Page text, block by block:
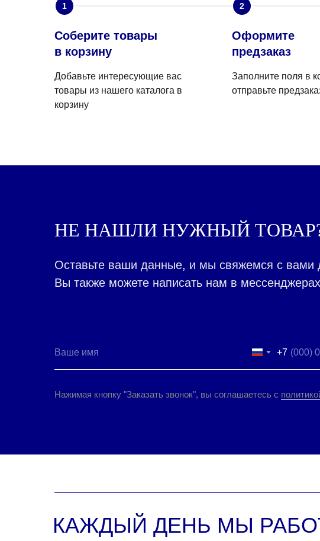
1
Соберите товары
в корзину
Добавьте интересующие вас
товары из нашего каталога в
корзину
2
Оформите
предзаказ
Заполните поля в
отправьте
НЕ НАШЛИ НУЖНЫЙ
Оставьте ваши данные, и мы свяжемся с вами
Вы также можете написать нам в
+7
Нажимая кнопку "Заказать звонок", вы соглашаетесь с
КАЖДЫЙ ДЕНЬ МЫ